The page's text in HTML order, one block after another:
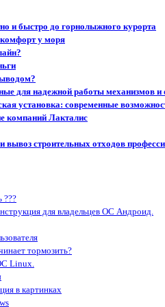
и быстро до горнолыжного курорта
у моря
для надежной работы механизмов и
установка: современные
компаний Лакталис
строительных отходов
???
для владельцев ОС Андроид.
тормозить?
Linux.
в картинках